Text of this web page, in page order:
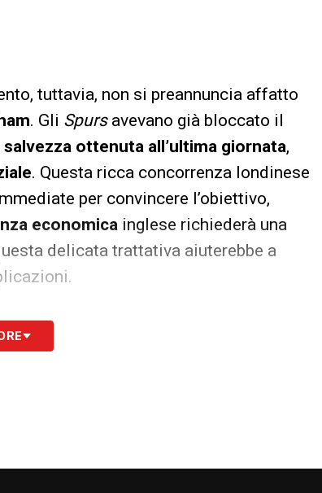
tuttavia, non si preannuncia affatto
. Gli Spursavevano già bloccato il
salvezza ottenuta all’ultima giornata,
. Questa ricca concorrenza londinese
per convincere l’obiettivo,
economica inglese richiederà una
delicata trattativa aiuterebbe a
alla retroguardia. Dalla formazione